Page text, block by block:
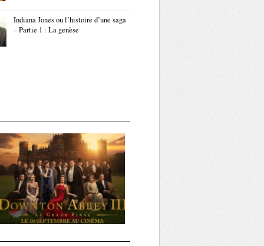
Indiana Jones ou l’histoire d’une saga
– Partie 1 : La genèse